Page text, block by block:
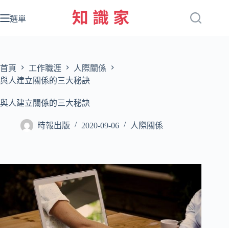
至
容
選單
首頁 工作職涯
人際關係
與人建立關係的三大秘訣
與人建立關係的三大秘訣
時報出版 2020-09-06 人際關係